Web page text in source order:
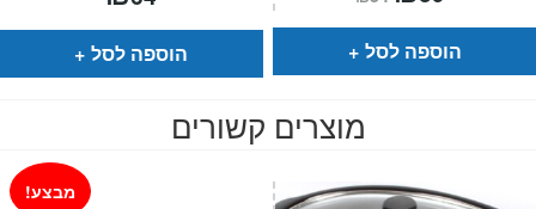
הוספה לסל
היה:
₪54.
הוא:
הוספה לסל
מוצרים קשורים
מבצע!